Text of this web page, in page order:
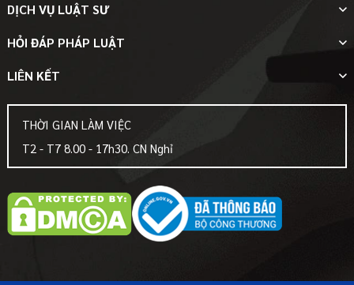
DỊCH VỤ LUẬT SƯ
HỎI ĐÁP PHÁP LUẬT
LIÊN KẾT
THỜI GIAN LÀM VIỆC
T2 - T7 8.00 - 17h30. CN Nghỉ